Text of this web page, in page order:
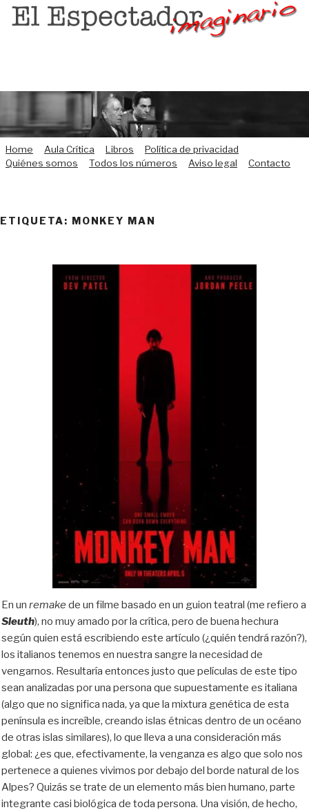
Saltar
Home Aula Crítica Libros
Política de privacidad
Quiénes somos
Todos los números Aviso legal Contacto
ETIQUETA: MONKEY MAN
En un remake de un filme basado en un guion teatral (me refiero a
Sleuth), no muy amado por la crítica, pero de buena hechura
según quien está escribiendo este artículo (¿quién tendrá razón?),
los italianos tenemos en nuestra sangre la necesidad de
vengarnos. Resultaría entonces justo que películas de este tipo
sean analizadas por una persona que supuestamente es italiana
(algo que no significa nada, ya que la mixtura genética de esta
península es increíble, creando islas étnicas dentro de un océano
de otras islas similares), lo que lleva a una consideración más
global: ¿es que, efectivamente, la venganza es algo que solo nos
pertenece a quienes vivimos por debajo del borde natural de los
Alpes? Quizás se trate de un elemento más bien humano, parte
integrante casi biológica de toda persona. Una visión, de hecho,